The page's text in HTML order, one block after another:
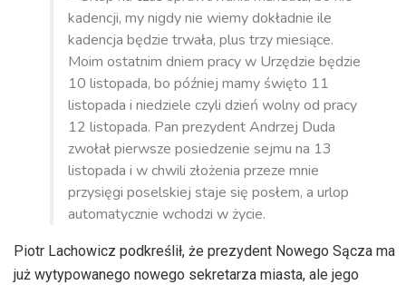
kadencji, my nigdy nie wiemy dokładnie ile
kadencja będzie trwała, plus trzy miesiące.
Moim ostatnim dniem pracy w Urzędzie będzie
10 listopada, bo później mamy święto 11
listopada i niedziele czyli dzień wolny od pracy
12 listopada. Pan prezydent Andrzej Duda
zwołał pierwsze posiedzenie sejmu na 13
listopada i w chwili złożenia przeze mnie
przysięgi poselskiej staje się posłem, a urlop
automatycznie wchodzi w życie.
Piotr Lachowicz podkreślił, że prezydent Nowego Sącza ma
już wytypowanego nowego sekretarza miasta, ale jego